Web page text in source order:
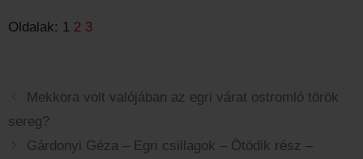
Oldalak: 1 2 3
Mekkora volt valójában az egri várat ostromló török
sereg?
Gárdonyi Géza – Egri csillagok – Ötödik rész –